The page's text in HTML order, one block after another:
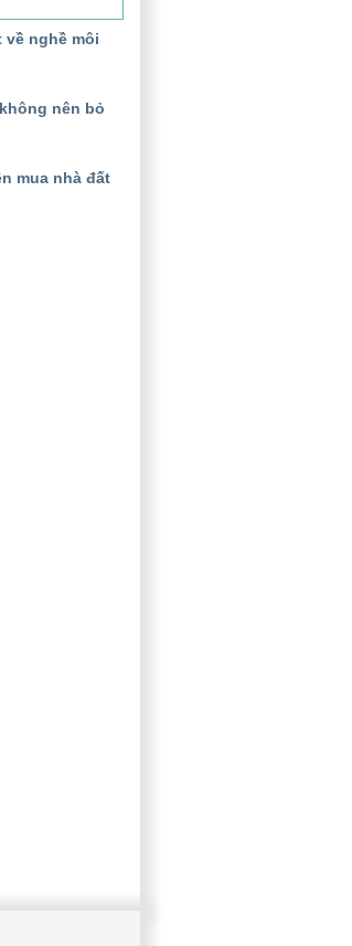
về nghề môi
nên bỏ
mua nhà đất